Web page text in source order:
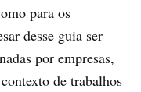
para os
desse guia ser
por empresas,
de trabalhos